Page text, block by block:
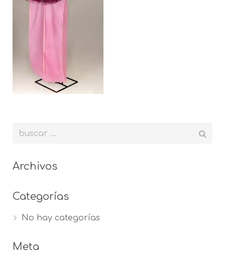
Archivos
Categorías
No hay categorías
Meta